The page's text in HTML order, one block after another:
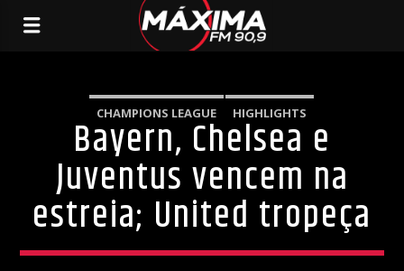
CHAMPIONS LEAGUE HIGHLIGHTS
Bayern, Chelsea e
Juventus vencem na
estreia; United tropeça